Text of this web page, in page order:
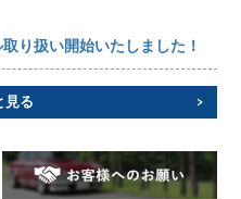
扱い開始いたしました！
見る